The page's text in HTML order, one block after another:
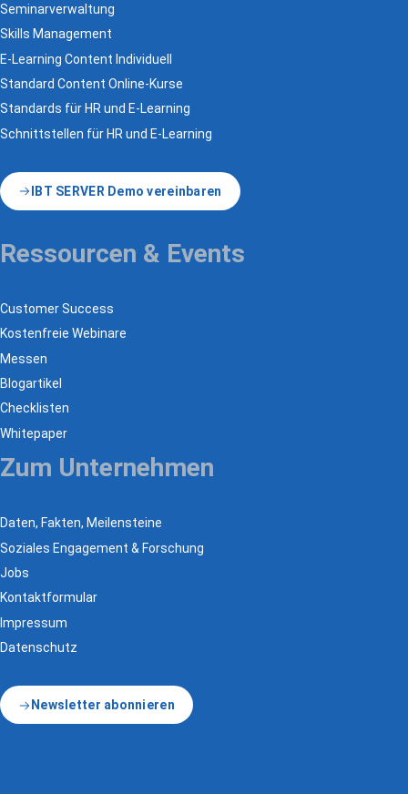
Seminarverwaltung
Skills Management
E-Learning Content Individuell
Standard Content Online-Kurse
Standards für HR und E-Learning
Schnittstellen für HR und E-Learning
IBT SERVER Demo vereinbaren
Ressourcen & Events
Customer Success
Kostenfreie Webinare
Messen
Blogartikel
Checklisten
Whitepaper
Zum Unternehmen
Daten, Fakten, Meilensteine
Soziales Engagement & Forschung
Jobs
Kontaktformular
Impressum
Datenschutz
Newsletter abonnieren